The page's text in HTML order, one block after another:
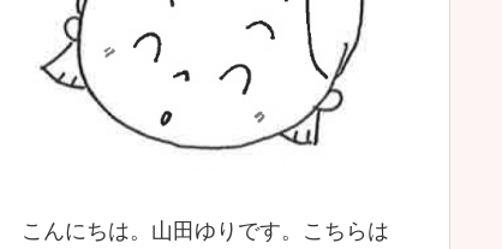
こんにちは。山田ゆりです。こちらは